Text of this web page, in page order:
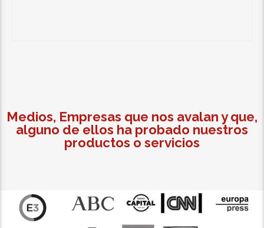
Medios, Empresas que nos avalan y que,
alguno de ellos ha probado nuestros
productos o servicios